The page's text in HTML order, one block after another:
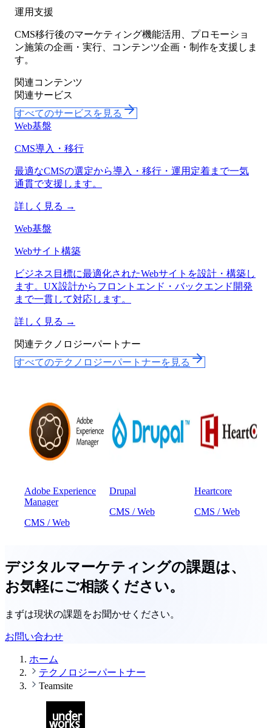
運用支援
CMS移行後のマーケティング機能活用、プロモーショ
ン施策の企画・実行、コンテンツ企画・制作を支援しま
す。
関連コンテンツ
関連サービス
すべてのサービスを見る
Web基盤
CMS導入・移行
最適なCMSの選定から導入・移行・運用定着まで一気
通貫で支援します。
詳しく見る →
Web基盤
Webサイト構築
ビジネス目標に最適化されたWebサイトを設計・構築し
ます。UX設計からフロントエンド・バックエンド開発
まで一貫して対応します。
詳しく見る →
関連テクノロジーパートナー
すべてのテクノロジーパートナーを見る
Adobe Experience
Manager
CMS / Web
Drupal
CMS / Web
Heartcore
CMS / Web
デジタルマーケティングの課題は、
お気軽にご相談ください。
まずは現状の課題をお聞かせください。
お問い合わせ
ホーム
テクノロジーパートナー
Teamsite